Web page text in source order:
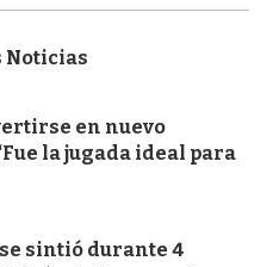
Noticias
en nuevo
la jugada ideal para
sintió durante 4